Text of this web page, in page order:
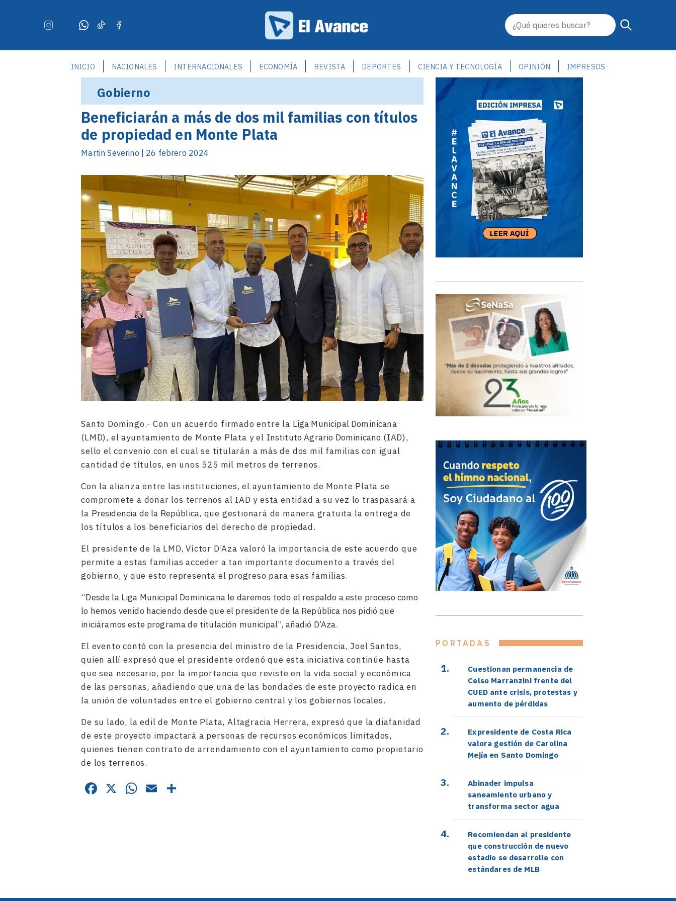
INICIO NACIONALES INTERNACIONALES ECONOMÍA REVISTA DEPORTES CIENCIA Y TECNOLOGÍA OPINIÓN IMPRESOS
Gobierno
Beneficiarán a más de dos mil familias con títulos
de propiedad en Monte Plata
Martin Severino | 26 febrero 2024
Santo Domingo.- Con un acuerdo firmado entre la Liga Municipal Dominicana
(LMD), el ayuntamiento de Monte Plata y el Instituto Agrario Dominicano (IAD),
sello el convenio con el cual se titularán a más de dos mil familias con igual
cantidad de títulos, en unos 525 mil metros de terrenos.
Con la alianza entre las instituciones, el ayuntamiento de Monte Plata se
compromete a donar los terrenos al IAD y esta entidad a su vez lo traspasará a
la Presidencia de la República, que gestionará de manera gratuita la entrega de
los títulos a los beneficiarios del derecho de propiedad.
El presidente de la LMD, Víctor D’Aza valoró la importancia de este acuerdo que
permite a estas familias acceder a tan importante documento a través del
gobierno, y que esto representa el progreso para esas familias.
“Desde la Liga Municipal Dominicana le daremos todo el respaldo a este proceso como
lo hemos venido haciendo desde que el presidente de la República nos pidió que
iniciáramos este programa de titulación municipal”, añadió D’Aza.
El evento contó con la presencia del ministro de la Presidencia, Joel Santos,
quien allí expresó que el presidente ordenó que esta iniciativa continúe hasta
que sea necesario, por la importancia que reviste en la vida social y económica
de las personas, añadiendo que una de las bondades de este proyecto radica en
la unión de voluntades entre el gobierno central y los gobiernos locales.
De su lado, la edil de Monte Plata, Altagracia Herrera, expresó que la diafanidad
de este proyecto impactará a personas de recursos económicos limitados,
quienes tienen contrato de arrendamiento con el ayuntamiento como propietario
de los terrenos.
Facebook
X WhatsApp
Email
PORTADAS
Cuestionan permanencia de
Celso Marranzini frente del
CUED ante crisis, protestas y
aumento de pérdidas
Expresidente de Costa Rica
valora gestión de Carolina
Mejía en Santo Domingo
Abinader impulsa
saneamiento urbano y
transforma sector agua
Recomiendan al presidente
que construcción de nuevo
estadio se desarrolle con
estándares de MLB